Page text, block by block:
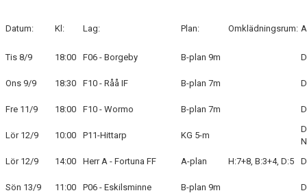
FOTBOLLSSKOLAN 2026
Datum: Kl: Lag: Plan: Omklädningsrum:
Tis 8/9 18:00 F06 - Borgeby B-plan 9m
Ons 9/9 18:30 F10 - Råå IF B-plan 7m
Fre 11/9 18:00 F10 - Wormo B-plan 7m
Lör 12/9 10:00 P11-Hittarp KG 5-m
Lör 12/9
14:00 Herr A - Fortuna FF A-plan H:7+8, B:3+4, D:5
Sön 13/9 11:00 P06 - Eskilsminne B-plan 9m